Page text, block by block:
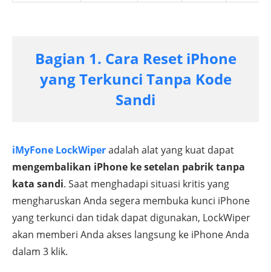
Bagian 1. Cara Reset iPhone
yang Terkunci Tanpa Kode
Sandi
iMyFone LockWiperadalah alat yang kuat dapat
mengembalikan iPhone ke setelan pabrik tanpa
kata sandi. Saat menghadapi situasi kritis yang
mengharuskan Anda segera membuka kunci iPhone
yang terkunci dan tidak dapat digunakan, LockWiper
akan memberi Anda akses langsung ke iPhone Anda
dalam 3 klik.